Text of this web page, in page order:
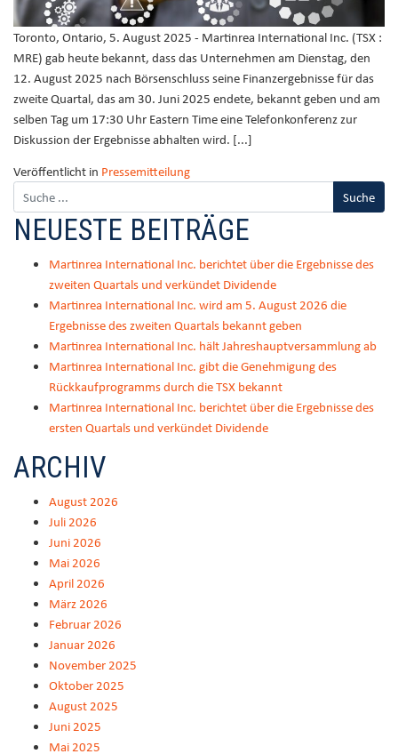
Toronto, Ontario, 5. August 2025 - Martinrea International Inc. (TSX :
MRE) gab heute bekannt, dass das Unternehmen am Dienstag, den
12. August 2025 nach Börsenschluss seine Finanzergebnisse für das
zweite Quartal, das am 30. Juni 2025 endete, bekannt geben und am
selben Tag um 17:30 Uhr Eastern Time eine Telefonkonferenz zur
Diskussion der Ergebnisse abhalten wird. [...]
Veröffentlicht in Pressemitteilung
NEUESTE BEITRÄGE
Martinrea International Inc. berichtet über die Ergebnisse des
zweiten Quartals und verkündet Dividende
Martinrea International Inc. wird am 5. August 2026 die
Ergebnisse des zweiten Quartals bekannt geben
Martinrea International Inc. hält Jahreshauptversammlung ab
Martinrea International Inc. gibt die Genehmigung des
Rückkaufprogramms durch die TSX bekannt
Martinrea International Inc. berichtet über die Ergebnisse des
ersten Quartals und verkündet Dividende
ARCHIV
August 2026
Juli 2026
Juni 2026
Mai 2026
April 2026
März 2026
Februar 2026
Januar 2026
November 2025
Oktober 2025
August 2025
Juni 2025
Mai 2025